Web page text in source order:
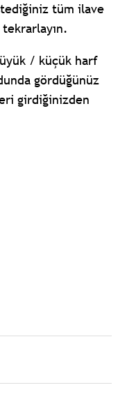
tüm ilave
/ küçük harf
gördüğünüz
girdiğinizden